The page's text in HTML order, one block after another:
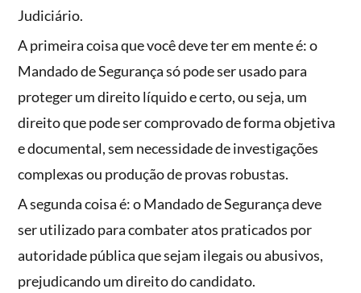
Judiciário.
A primeira coisa que você deve ter em mente é: o
Mandado de Segurança só pode ser usado para
proteger um direito líquido e certo, ou seja, um
direito que pode ser comprovado de forma objetiva
e documental, sem necessidade de investigações
complexas ou produção de provas robustas.
A segunda coisa é: o Mandado de Segurança deve
ser utilizado para combater atos praticados por
autoridade pública que sejam ilegais ou abusivos,
prejudicando um direito do candidato.